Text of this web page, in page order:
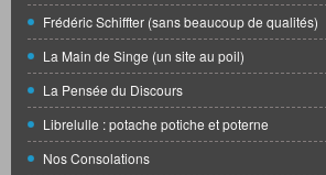
Frédéric Schiffter (sans beaucoup de qualités)
La Main de Singe (un site au poil)
La Pensée du Discours
Librelulle : potache potiche et poterne
Nos Consolations